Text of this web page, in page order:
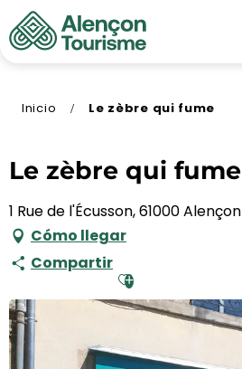
Aller
au
contenu
Inicio Le zèbre qui fume
Le zèbre qui fume
1 Rue de l'Écusson, 61000 Alençon
Cómo llegar
Compartir Ajouter aux favoris